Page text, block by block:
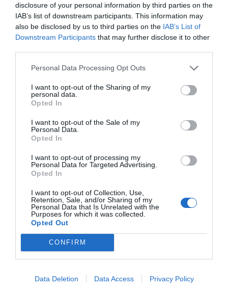
disclosure of your personal information by third parties on the
IAB’s list of downstream participants. This information may
also be disclosed by us to third parties on the IAB’s List of
Downstream Participants that may further disclose it to other
Personal Data Processing Opt Outs
I want to opt-out of the Sharing of my
personal data.
Opted In
I want to opt-out of the Sale of my
Personal Data.
Opted In
I want to opt-out of processing my
Personal Data for Targeted Advertising.
Opted In
I want to opt-out of Collection, Use,
Retention, Sale, and/or Sharing of my
Personal Data that Is Unrelated with the
Purposes for which it was collected.
Opted Out
CONFIRM
Data Deletion Data Access Privacy Policy
χρόνο (και όχι μόνο στο πολιτειακό πρωτάθλημα για 3-4
μήνες), εξήγησε ότι έτσι θα μπορούσε να προσελκύσει
ευκολότερα παίκτες και προπονητές, εκπόνησε και
Και τόσο πολύ εκτιμήθηκε άνωθεν που του
στη θέση του προέδρου.
σε μια μεγάλη εφημερίδα, μια πραγματικά σπουδαία
εταιρεία και είχα μέλλον ως δημοσιογράφος. Όμως το
ήθελα τόσο πολύ που τους έπεισα», εξήγησε ο ίδιος για
την απόφαση που ουσιαστικά είχε ληφθεί το αμέσως
πρόταση.